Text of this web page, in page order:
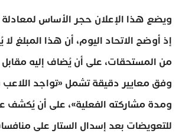
ويضع هذا الإعلان حجر الأساس لمعادلة
إذ أوضح الاتحاد اليوم، أن هذا المبلغ
من المستحقات، على أن يُضاف إليه
وفق معايير دقيقة تشمل «تواجد اللاعب
ومدة مشاركته الفعلية»، على أن يُكشف عن
للتعويضات بعد إسدال الستار على